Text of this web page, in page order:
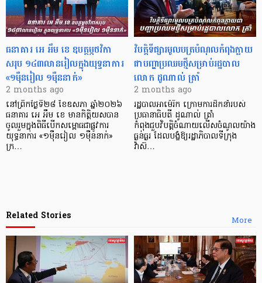
ធនាគារ អេ អឹម ខេ ឧបត្ថម្ភថវិកា
សរុប ១៤៣លានរៀលក្នុងយុទ្ធនាការ
«១ម៉ឺនរៀល ១ម៉ឺននាក់»
2 months ago
នៅព្រឹកថ្ងៃទី២៨ ខែឧសភា ឆ្នាំ២០២៦
ធនាគារ អេ អឹម ខេ មានកិត្តិយសបាន
ចូលរួមក្នុងពិធីបើកសម្ពោធជាផ្លូវការ
យុទ្ធនាការ «១ម៉ឺនរៀល ១ម៉ឺននាក់»
ក្រ…
វិបត្តិទីផ្សារមូលបត្របំណុលកំពុងក្លាយ
ជាបញ្ហាប្រឈមថ្មីសម្រាប់រដ្ឋបាល
លោក ដូណាល់ ត្រាំ
2 months ago
រដ្ឋបាលអាម៉េរិក ក្រោមការដឹកនាំរបស់
ប្រធានាធិបតី ដូណាល់ ត្រាំ
កំពុងជួបវិបត្តិចំណាយលើសចំណូលយ៉ាង
ធ្ងន់ធ្ងរ ដែលបង្ខំឱ្យរដ្ឋាភិបាលទីក្រុង
វ៉ាស៊…
More
Related Stories